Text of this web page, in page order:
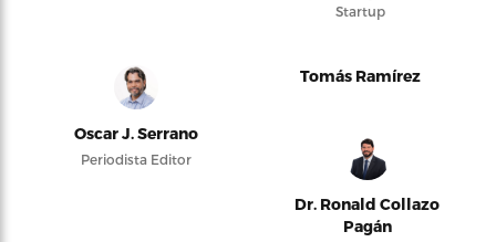
Startup
Oscar J. Serrano
Periodista Editor
Tomás Ramírez
Dr. Ronald Collazo
Pagán